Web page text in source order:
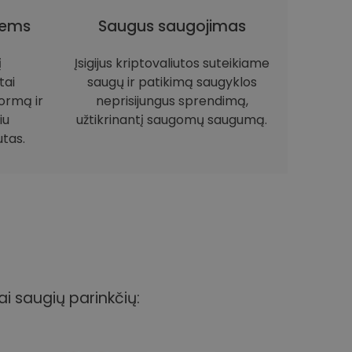
ir
Saugus saugojimas
Įsigijus kriptovaliutos suteikiame
saugų ir patikimą saugyklos
neprisijungus sprendimą,
užtikrinantį saugomų saugumą.
saugių parinkčių: